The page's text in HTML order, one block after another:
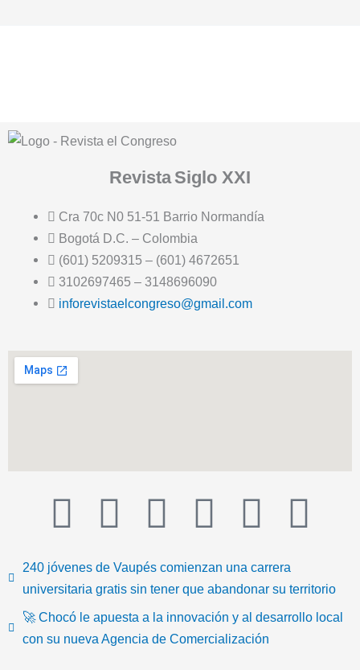
Revista Siglo XXI
Cra 70c N0 51-51 Barrio Normandía
Bogotá D.C. – Colombia
(601) 5209315 – (601) 4672651
3102697465 – 3148696090
inforevistaelcongreso@gmail.com
T
i
k
t
F
a
c
e
T
w
i
t
Y
o
u
t
I
n
s
t
I
o
n
240 jóvenes de Vaupés comienzan una carrera
universitaria gratis sin tener que abandonar su territorio
🚀 Chocó le apuesta a la innovación y al desarrollo local
con su nueva Agencia de Comercialización